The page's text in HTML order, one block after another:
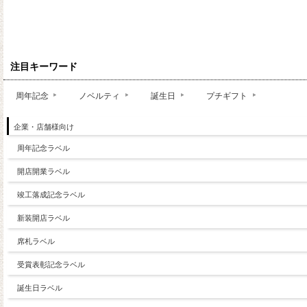
注目キーワード
周年記念 ノベルティ 誕生日 プチギフト
企業・店舗様向け
周年記念ラベル
開店開業ラベル
竣工落成記念ラベル
新装開店ラベル
席札ラベル
受賞表彰記念ラベル
誕生日ラベル